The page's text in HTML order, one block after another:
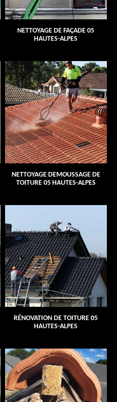
NETTOYAGE DE FAÇADE 05
HAUTES-ALPES
NETTOYAGE DEMOUSSAGE DE
TOITURE 05 HAUTES-ALPES
RÉNOVATION DE TOITURE 05
HAUTES-ALPES